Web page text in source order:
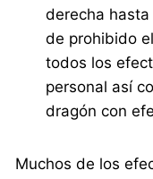
derecha
de prohibido
todos los
personal así
dragón con
Muchos de los